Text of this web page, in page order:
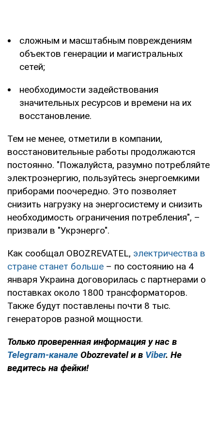
сложным и масштабным повреждениям
объектов генерации и магистральных
сетей;
необходимости задействования
значительных ресурсов и времени на их
восстановление.
Тем не менее, отметили в компании,
восстановительные работы продолжаются
постоянно. "Пожалуйста, разумно потребляйте
электроэнергию, пользуйтесь энергоемкими
приборами поочередно. Это позволяет
снизить нагрузку на энергосистему и снизить
необходимость ограничения потребления", –
призвали в "Укрэнерго".
Как сообщал OBOZREVATEL, электричества в
стране станет больше – по состоянию на 4
января Украина договорилась с партнерами о
поставках около 1800 трансформаторов.
Также будут поставлены почти 8 тыс.
генераторов разной мощности.
Только проверенная информация у нас в
Telegram-канале Obozrevatel и в Viber. Не
ведитесь на фейки!